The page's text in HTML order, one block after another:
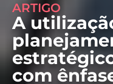
ARTIGO
A
com